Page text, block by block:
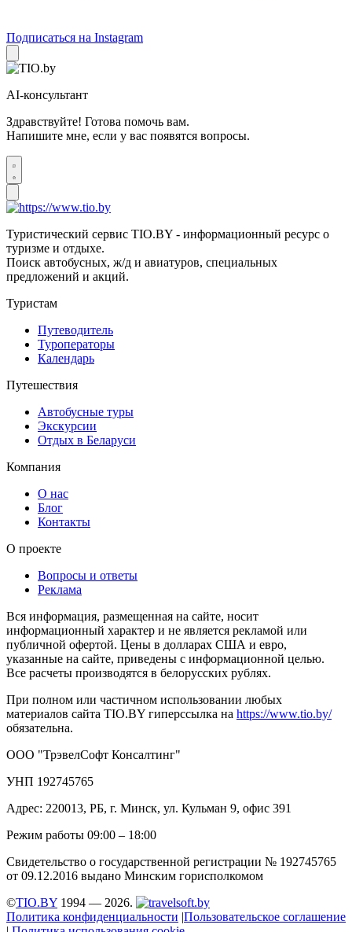
Подписаться на Instagram
AI-консультант
Здравствуйте! Готова помочь вам.
Напишите мне, если у вас появятся вопросы.
Туристический сервис TIO.BY - информационный ресурс о
туризме и отдыхе.
Поиск автобусных, ж/д и авиатуров, специальных
предложений и акций.
Туристам
Путеводитель
Туроператоры
Календарь
Путешествия
Автобусные туры
Экскурсии
Отдых в Беларуси
Компания
О нас
Блог
Контакты
О проекте
Вопросы и ответы
Реклама
Вся информация, размещенная на сайте, носит
информационный характер и не является рекламой или
публичной офертой. Цены в долларах США и евро,
указанные на сайте, приведены с информационной целью.
Все расчеты производятся в белорусских рублях.
При полном или частичном использовании любых
материалов сайта TIO.BY гиперссылка на https://www.tio.by/
обязательна.
ООО "ТрэвелСофт Консалтинг"
УНП 192745765
Адрес: 220013, РБ, г. Минск, ул. Кульман 9, офис 391
Режим работы 09:00 – 18:00
Свидетельство о государственной регистрации № 192745765
от 09.12.2016 выдано Минским горисполкомом
©TIO.BY 1994 — 2026.
Политика конфиденциальности |Пользовательское соглашение